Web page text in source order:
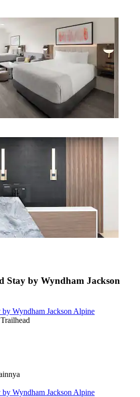
Stay by Wyndham Jackson
Wyndham Jackson Alpine
Wyndham Jackson Alpine